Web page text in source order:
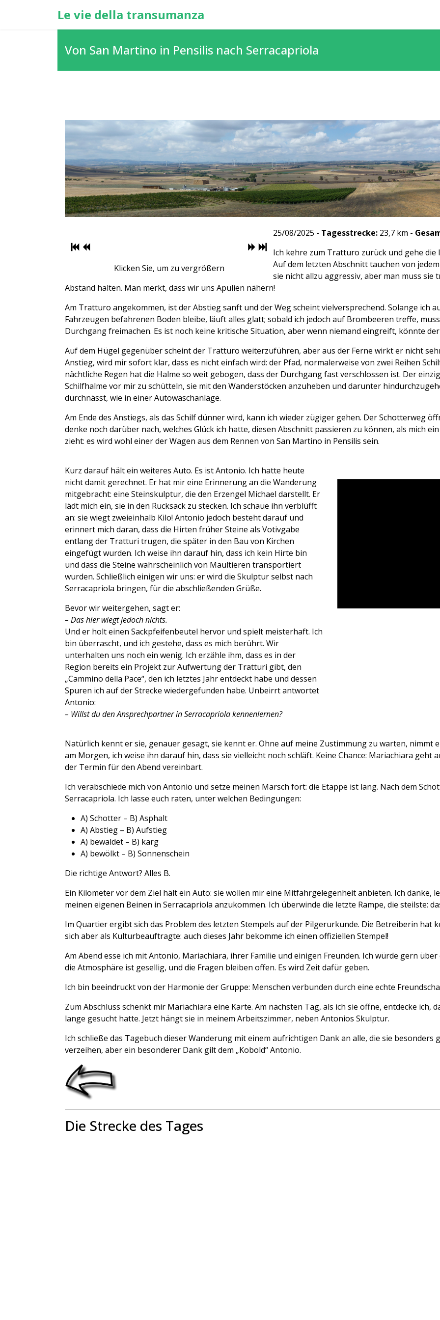
Le vie della transumanza
Von San Martino in Pensilis nach Serracapriola
Klicken Sie, um zu vergrößern
25/08/2025 - Tagesstrecke: 23,7 km -
Ich kehre zum Tratturo zurück und gehe
Auf dem letzten Abschnitt tauchen von
sie nicht allzu aggressiv, aber man muss
Abstand halten. Man merkt, dass wir uns Apulien nähern!
Am Tratturo angekommen, ist der Abstieg sanft und der Weg scheint vielversprechend. Solange ich
Fahrzeugen befahrenen Boden bleibe, läuft alles glatt; sobald ich jedoch auf Brombeeren treffe,
Durchgang freimachen. Es ist noch keine kritische Situation, aber wenn niemand eingreift, könnte
Auf dem Hügel gegenüber scheint der Tratturo weiterzuführen, aber aus der Ferne wirkt er nicht
Anstieg, wird mir sofort klar, dass es nicht einfach wird: der Pfad, normalerweise von zwei Reihen
nächtliche Regen hat die Halme so weit gebogen, dass der Durchgang fast verschlossen ist. Der
Schilfhalme vor mir zu schütteln, sie mit den Wanderstöcken anzuheben und darunter
durchnässt, wie in einer Autowaschanlage.
Am Ende des Anstiegs, als das Schilf dünner wird, kann ich wieder zügiger gehen. Der Schotterweg
denke noch darüber nach, welches Glück ich hatte, diesen Abschnitt passieren zu können, als mich
zieht: es wird wohl einer der Wagen aus dem Rennen von San Martino in Pensilis sein.
Kurz darauf hält ein weiteres Auto. Es ist Antonio. Ich hatte heute
nicht damit gerechnet. Er hat mir eine Erinnerung an die Wanderung
mitgebracht: eine Steinskulptur, die den Erzengel Michael darstellt. Er
lädt mich ein, sie in den Rucksack zu stecken. Ich schaue ihn verblüfft
an: sie wiegt zweieinhalb Kilo! Antonio jedoch besteht darauf und
erinnert mich daran, dass die Hirten früher Steine als Votivgabe
entlang der Tratturi trugen, die später in den Bau von Kirchen
eingefügt wurden. Ich weise ihn darauf hin, dass ich kein Hirte bin
und dass die Steine wahrscheinlich von Maultieren transportiert
wurden. Schließlich einigen wir uns: er wird die Skulptur selbst nach
Serracapriola bringen, für die abschließenden Grüße.
Bevor wir weitergehen, sagt er:
– Das hier wiegt jedoch nichts.
Und er holt einen Sackpfeifenbeutel hervor und spielt meisterhaft. Ich
bin überrascht, und ich gestehe, dass es mich berührt. Wir
unterhalten uns noch ein wenig. Ich erzähle ihm, dass es in der
Region bereits ein Projekt zur Aufwertung der Tratturi gibt, den
„Cammino della Pace“, den ich letztes Jahr entdeckt habe und dessen
Spuren ich auf der Strecke wiedergefunden habe. Unbeirrt antwortet
Antonio:
– Willst du den Ansprechpartner in Serracapriola kennenlernen?
Natürlich kennt er sie, genauer gesagt, sie kennt er. Ohne auf meine Zustimmung zu warten, nimmt
am Morgen, ich weise ihn darauf hin, dass sie vielleicht noch schläft. Keine Chance: Mariachiara geht
der Termin für den Abend vereinbart.
Ich verabschiede mich von Antonio und setze meinen Marsch fort: die Etappe ist lang. Nach dem
Serracapriola. Ich lasse euch raten, unter welchen Bedingungen:
A) Schotter – B) Asphalt
A) Abstieg – B) Aufstieg
A) bewaldet – B) karg
A) bewölkt – B) Sonnenschein
Die richtige Antwort? Alles B.
Ein Kilometer vor dem Ziel hält ein Auto: sie wollen mir eine Mitfahrgelegenheit anbieten. Ich danke,
meinen eigenen Beinen in Serracapriola anzukommen. Ich überwinde die letzte Rampe, die steilste:
Im Quartier ergibt sich das Problem des letzten Stempels auf der Pilgerurkunde. Die Betreiberin
sich aber als Kulturbeauftragte: auch dieses Jahr bekomme ich einen offiziellen Stempel!
Am Abend esse ich mit Antonio, Mariachiara, ihrer Familie und einigen Freunden. Ich würde gern über
die Atmosphäre ist gesellig, und die Fragen bleiben offen. Es wird Zeit dafür geben.
Ich bin beeindruckt von der Harmonie der Gruppe: Menschen verbunden durch eine echte
Zum Abschluss schenkt mir Mariachiara eine Karte. Am nächsten Tag, als ich sie öffne, entdecke ich,
lange gesucht hatte. Jetzt hängt sie in meinem Arbeitszimmer, neben Antonios Skulptur.
Ich schließe das Tagebuch dieser Wanderung mit einem aufrichtigen Dank an alle, die sie besonders
verzeihen, aber ein besonderer Dank gilt dem „Kobold“ Antonio.
Die Strecke des Tages